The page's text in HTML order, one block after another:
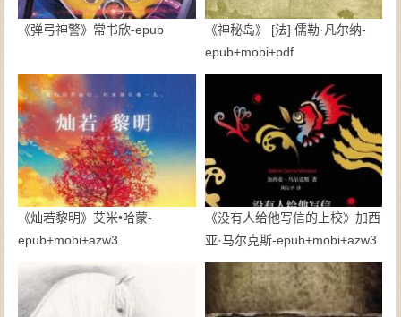
《弹弓神警》常书欣-epub
《神秘岛》 [法] 儒勒·凡尔纳-
epub+mobi+pdf
《灿若黎明》艾米•哈蒙-
epub+mobi+azw3
《没有人给他写信的上校》加西
亚·马尔克斯-epub+mobi+azw3